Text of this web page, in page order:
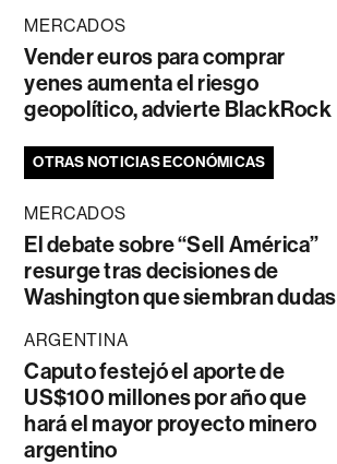
MERCADOS
Vender euros para comprar
yenes aumenta el riesgo
geopolítico, advierte BlackRock
OTRAS NOTICIAS ECONÓMICAS
MERCADOS
El debate sobre “Sell América”
resurge tras decisiones de
Washington que siembran dudas
ARGENTINA
Caputo festejó el aporte de
US$100 millones por año que
hará el mayor proyecto minero
argentino